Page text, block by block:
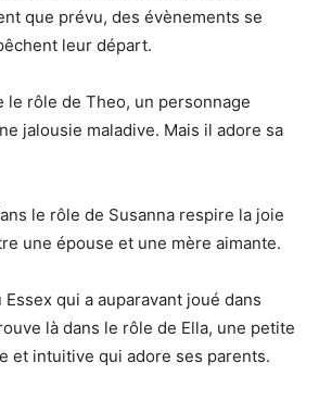
que prévu, des évènements se
leur départ.
le rôle de Theo, un personnage
jalousie maladive. Mais il adore sa
le rôle de Susanna respire la joie
une épouse et une mère aimante.
qui a auparavant joué dans
là dans le rôle de Ella, une petite
et intuitive qui adore ses parents.